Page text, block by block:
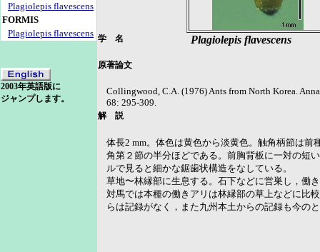
Plagiolepis flavescens
FORMIS
Plagiolepis flavescens
2003年英語版に
ジャンプします。
学 名 Plagiolepis flavescens
原著論文
Collingwood, C.A. (1976) Ants from North Korea.
68: 295-309.
解 説
体長2 mm。体色は黄色から淡黄色。触角柄節は
角第２節の半分ほどである。前胸背板に一対の短
ルで見ると細かな鋸歯状構造をなしている。
草地〜林縁部に生息する。石下などに営巣し，働
対馬では本種の働きアリは林縁部の草上などに比
らは記録がなく，また九州本土からの記録も今